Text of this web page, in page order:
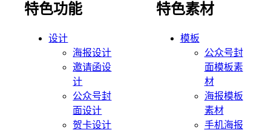
特色功能
设计
海报设计
邀请函设
计
公众号封
面设计
贺卡设计
特色素材
模板
公众号封
面模板素
材
海报模板
素材
手机海报